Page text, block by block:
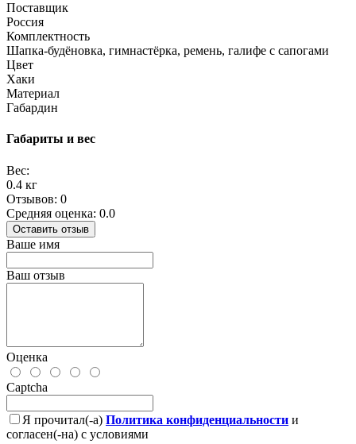
Поставщик
Россия
Комплектность
Шапка-будёновка, гимнастёрка, ремень, галифе с сапогами
Цвет
Хаки
Материал
Габардин
Габариты и вес
Вес:
0.4 кг
Отзывов: 0
Средняя оценка: 0.0
Оставить отзыв
Ваше имя
Ваш отзыв
Оценка
Captcha
Я прочитал(-а) Политика конфиденциальности и
согласен(-на) с условиями